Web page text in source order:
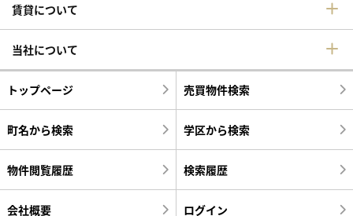
賃貸について
当社について
トップページ 売買物件検索
町名から検索 学区から検索
物件閲覧履歴 検索履歴
会社概要 ログイン